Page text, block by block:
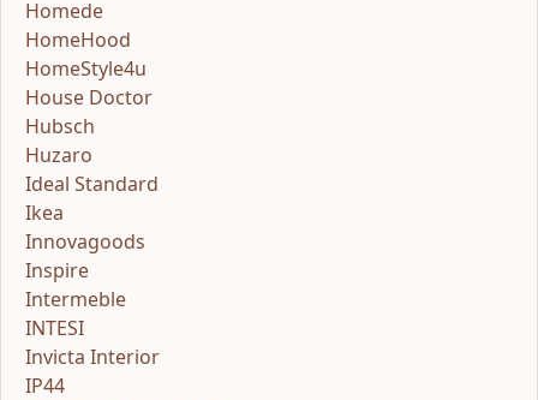
Homede
HomeHood
HomeStyle4u
House Doctor
Hubsch
Huzaro
Ideal Standard
Ikea
Innovagoods
Inspire
Intermeble
INTESI
Invicta Interior
IP44